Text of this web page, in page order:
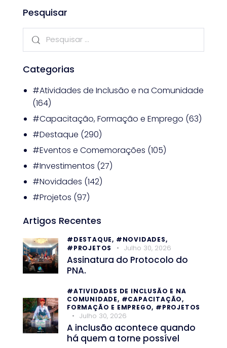
Pesquisar
Categorias
#Atividades de Inclusão e na Comunidade
(164)
#Capacitação, Formação e Emprego (63)
#Destaque (290)
#Eventos e Comemorações (105)
#Investimentos (27)
#Novidades (142)
#Projetos (97)
Artigos Recentes
#DESTAQUE, #NOVIDADES,
#PROJETOS
Julho 30, 2026
Assinatura do Protocolo do
PNA.
#ATIVIDADES DE INCLUSÃO E NA
COMUNIDADE, #CAPACITAÇÃO,
FORMAÇÃO E EMPREGO, #PROJETOS
Julho 30, 2026
A inclusão acontece quando
há quem a torne possível